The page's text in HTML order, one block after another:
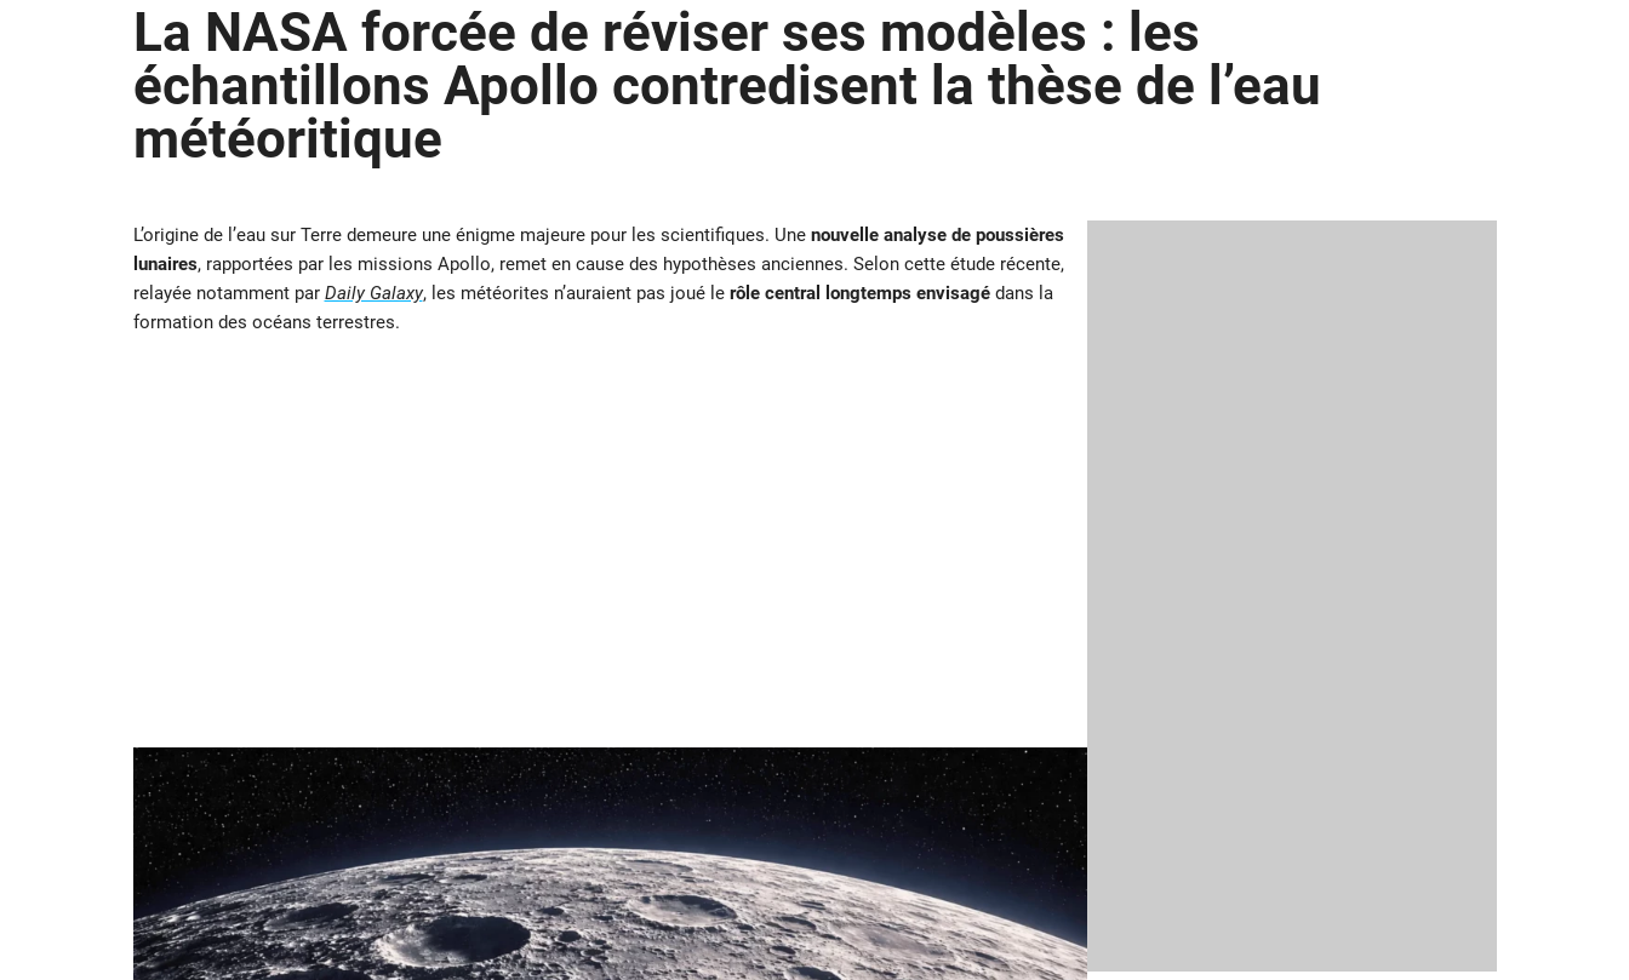
La NASA forcée de réviser ses modèles : les
échantillons Apollo contredisent la thèse de l’eau
météoritique
L’origine de l’eau sur Terre demeure une énigme majeure pour les scientifiques. Une nouvelle analyse de poussières
lunaires, rapportées par les missions Apollo, remet en cause des hypothèses anciennes. Selon cette étude récente,
relayée notamment par Daily Galaxy, les météorites n’auraient pas joué le rôle central longtemps envisagédans la
formation des océans terrestres.